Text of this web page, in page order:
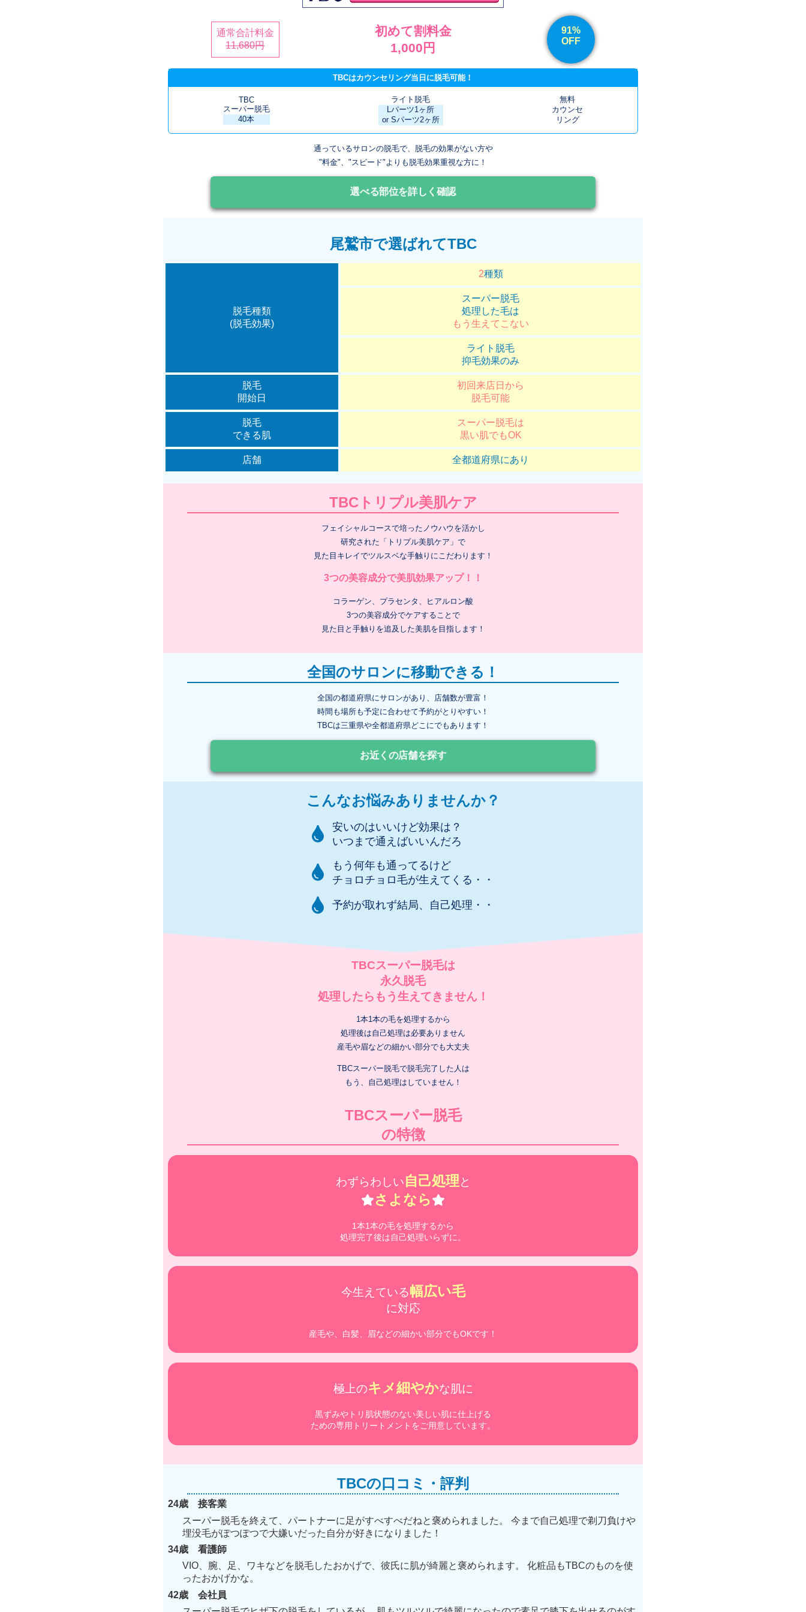
通常合計料金
11,680円
初めて割料金
1,000円
91%
OFF
TBCはカウンセリング当日に脱毛可能！
TBC
スーパー脱毛
40本
ライト脱毛
Lパーツ1ヶ所
or Sパーツ2ヶ所
無料
カウンセ
リング
通っているサロンの脱毛で、脱毛の効果がない方や
"料金"、"スピード"よりも脱毛効果重視な方に！
選べる部位を詳しく確認
尾鷲市で選ばれてTBC
脱毛種類
(脱毛効果)
2種類
スーパー脱毛
処理した毛は
もう生えてこない
ライト脱毛
抑毛効果のみ
脱毛
開始日
初回来店日から
脱毛可能
脱毛
できる肌
スーパー脱毛は
黒い肌でもOK
店舗 全都道府県にあり
TBCトリプル美肌ケア
フェイシャルコースで培ったノウハウを活かし
研究された「トリプル美肌ケア」で
見た目キレイでツルスベな手触りにこだわります！
3つの美容成分で美肌効果アップ！！
コラーゲン、プラセンタ、ヒアルロン酸
3つの美容成分でケアすることで
見た目と手触りを追及した美肌を目指します！
全国のサロンに移動できる！
全国の都道府県にサロンがあり、店舗数が豊富！
時間も場所も予定に合わせて予約がとりやすい！
TBCは三重県や全都道府県どこにでもあります！
お近くの店舗を探す
こんなお悩みありませんか？
安いのはいいけど効果は？
いつまで通えばいいんだろ
もう何年も通ってるけど
チョロチョロ毛が生えてくる・・
予約が取れず結局、自己処理・・
TBCスーパー脱毛は
永久脱毛
処理したらもう生えてきません！
1本1本の毛を処理するから
処理後は自己処理は必要ありません
産毛や眉などの細かい部分でも大丈夫
TBCスーパー脱毛で脱毛完了した人は
もう、自己処理はしていません！
TBCスーパー脱毛
の特徴
わずらわしい自己処理と
さよなら
1本1本の毛を処理するから
処理完了後は自己処理いらずに。
今生えている幅広い毛
に対応
産毛や、白髪、眉などの細かい部分でもOKです！
極上のキメ細やかな肌に
黒ずみやトリ肌状態のない美しい肌に仕上げる
ための専用トリートメントをご用意しています。
TBCの口コミ・評判
24歳 接客業
スーパー脱毛を終えて、パートナーに足がすべすべだねと褒められました。 今まで自己処理で剃刀負けや
埋没毛がぽつぽつで大嫌いだった自分が好きになりました！
34歳 看護師
VIO、腕、足、ワキなどを脱毛したおかげで、彼氏に肌が綺麗と褒められます。 化粧品もTBCのものを使
ったおかげかな。
42歳 会社員